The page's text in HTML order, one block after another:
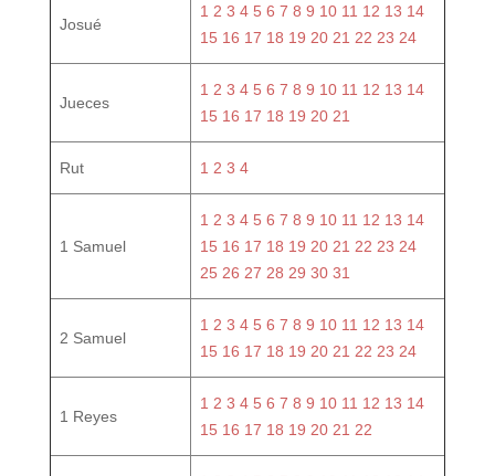
Josué
1 2 3 4 5 6 7 8 9 10 11 12 13 14
15 16 17 18 19 20 21 22 23 24
Jueces
1 2 3 4 5 6 7 8 9 10 11 12 13 14
15 16 17 18 19 20 21
Rut 1 2 3 4
1 Samuel
1 2 3 4 5 6 7 8 9 10 11 12 13 14
15 16 17 18 19 20 21 22 23 24
25 26 27 28 29 30 31
2 Samuel
1 2 3 4 5 6 7 8 9 10 11 12 13 14
15 16 17 18 19 20 21 22 23 24
1 Reyes
1 2 3 4 5 6 7 8 9 10 11 12 13 14
15 16 17 18 19 20 21 22